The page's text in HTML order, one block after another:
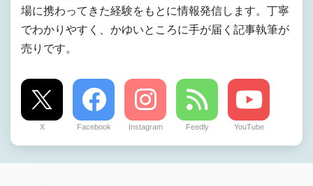
場に携わってきた経験をもとに情報発信します。丁寧
でわかりやすく、かゆいところに手が届く記事執筆が
売りです。
X Facebook Instagram Feedly YouTube